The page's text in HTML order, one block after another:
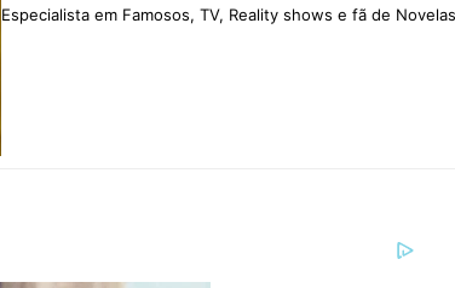
Especialista em Famosos, TV, Reality shows e fã de